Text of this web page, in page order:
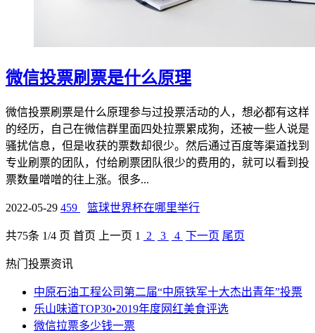
微信投票刷票是什么原理
微信投票刷票是什么原理参与过投票活动的人，想必都有这样
的经历，自己在微信群里面四处拉票累成狗，还被一些人说是
骚扰信息，但是收获的票数却很少。然后通过百度等渠道找到
专业刷票的团队，付给刷票团队很少的费用的，就可以看到投
票数量噌噌的往上涨。很多...
2022-05-29 459 篮球世界杯在哪里举行
共75条 1/4 页 首页 上一页 1 2 3 4 下一页 尾页
热门投票资讯
中原石油工程公司第二届“中原铁军十大杰出青年”投票
乐山味道TOP30•2019年度网红美食评选
微信拉票多少钱一票